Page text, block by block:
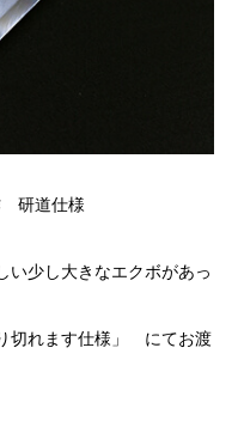
研道仕様
い少し大きなエクボがあっ
切れます仕様」 にてお渡